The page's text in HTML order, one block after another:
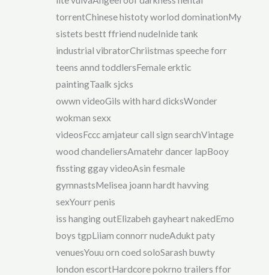
torrentChinese histoty worlod dominationMy
sistets bestt ffriend nudeInide tank
industrial vibratorChriistmas speeche forr
teens annd toddlersFemale erktic
paintingTaalk sjcks
owwn videoGils with hard dicksWonder
wokman sexx
videosFccc amjateur call sign searchVintage
wood chandeliersAmatehr dancer lapBooy
fissting ggay videoAsin fesmale
gymnastsMelisea joann hardt havving
sexYourr penis
iss hanging outElizabeh gayheart nakedEmo
boys tgpLiiam connorr nudeAdukt paty
venuesYouu orn coed soloSarash buwty
london escortHardcore pokrno trailers ffor